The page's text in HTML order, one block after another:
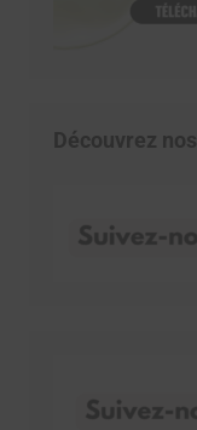
Découvrez